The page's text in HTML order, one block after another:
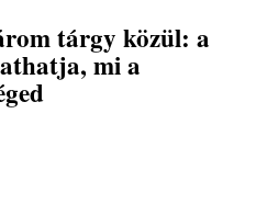
tárgy közül: a
mi a